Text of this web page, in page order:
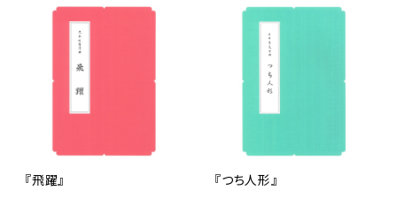
『飛躍』
『つち人形』